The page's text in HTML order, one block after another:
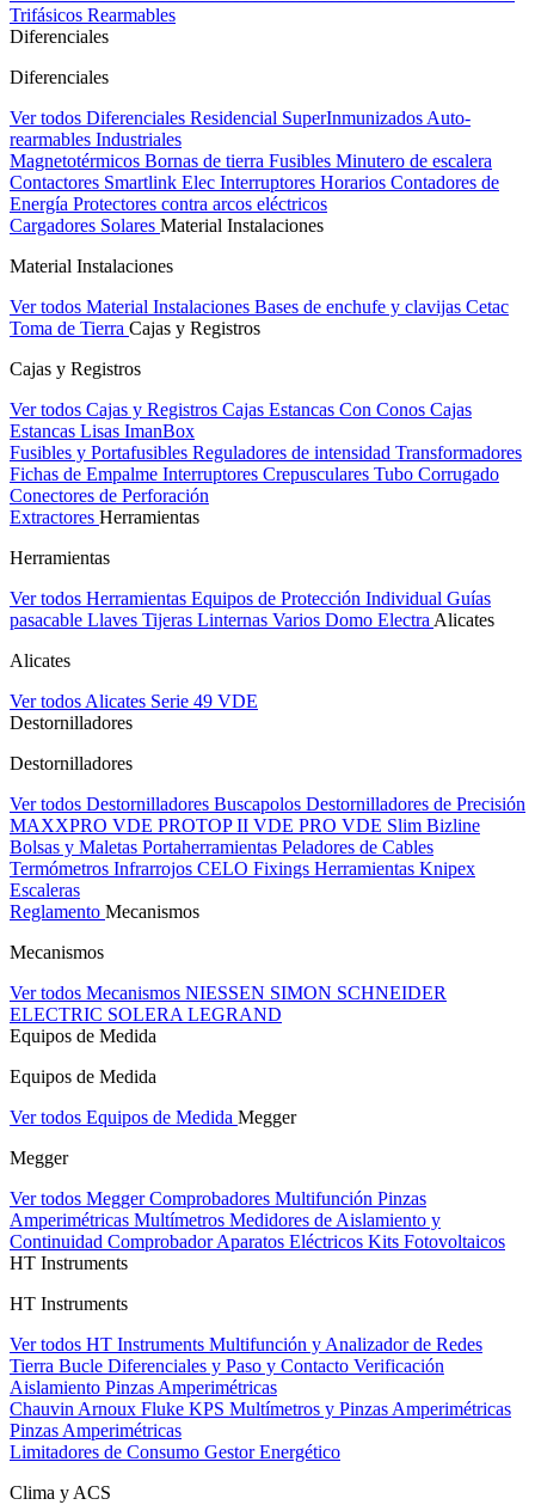
Trifásicos Rearmables
Diferenciales
Diferenciales
Ver todos Diferenciales Residencial SuperInmunizados Auto-
rearmables Industriales
Magnetotérmicos Bornas de tierra Fusibles Minutero de escalera
Contactores Smartlink Elec Interruptores Horarios Contadores de
Energía Protectores contra arcos eléctricos
Cargadores Solares Material Instalaciones
Material Instalaciones
Ver todos Material Instalaciones Bases de enchufe y clavijas Cetac
Toma de Tierra Cajas y Registros
Cajas y Registros
Ver todos Cajas y Registros Cajas Estancas Con Conos Cajas
Estancas Lisas ImanBox
Fusibles y Portafusibles Reguladores de intensidad Transformadores
Fichas de Empalme Interruptores Crepusculares Tubo Corrugado
Conectores de Perforación
Extractores Herramientas
Herramientas
Ver todos Herramientas Equipos de Protección Individual Guías
pasacable Llaves Tijeras Linternas Varios Domo Electra Alicates
Alicates
Ver todos Alicates Serie 49 VDE
Destornilladores
Destornilladores
Ver todos Destornilladores Buscapolos Destornilladores de Precisión
MAXXPRO VDE PROTOP II VDE PRO VDE Slim Bizline
Bolsas y Maletas Portaherramientas Peladores de Cables
Termómetros Infrarrojos CELO Fixings Herramientas Knipex
Escaleras
Reglamento Mecanismos
Mecanismos
Ver todos Mecanismos NIESSEN SIMON SCHNEIDER
ELECTRIC SOLERA LEGRAND
Equipos de Medida
Equipos de Medida
Ver todos Equipos de Medida Megger
Megger
Ver todos MeggerComprobadores Multifunción Pinzas
Amperimétricas Multímetros Medidores de Aislamiento y
Continuidad Comprobador Aparatos Eléctricos Kits Fotovoltaicos
HT Instruments
HT Instruments
Ver todos HT Instruments Multifunción y Analizador de Redes
Tierra Bucle Diferenciales y Paso y Contacto Verificación
Aislamiento Pinzas Amperimétricas
Chauvin Arnoux Fluke KPS Multímetros y Pinzas Amperimétricas
Pinzas Amperimétricas
Limitadores de Consumo Gestor Energético
Clima y ACS